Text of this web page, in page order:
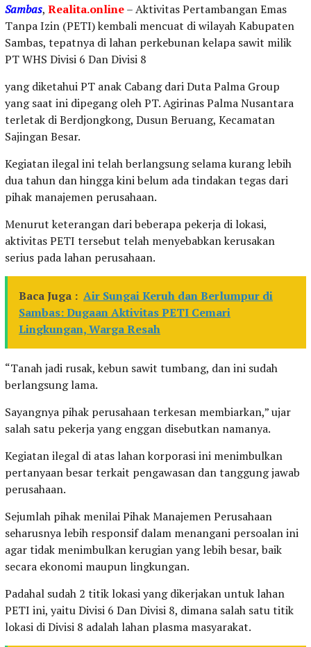
Sambas, Realita.online– Aktivitas Pertambangan Emas
Tanpa Izin (PETI) kembali mencuat di wilayah Kabupaten
Sambas, tepatnya di lahan perkebunan kelapa sawit milik
PT WHS Divisi 6 Dan Divisi 8
yang diketahui PT anak Cabang dari Duta Palma Group
yang saat ini dipegang oleh PT. Agirinas Palma Nusantara
terletak di Berdjongkong, Dusun Beruang, Kecamatan
Sajingan Besar.
Kegiatan ilegal ini telah berlangsung selama kurang lebih
dua tahun dan hingga kini belum ada tindakan tegas dari
pihak manajemen perusahaan.
Menurut keterangan dari beberapa pekerja di lokasi,
aktivitas PETI tersebut telah menyebabkan kerusakan
serius pada lahan perusahaan.
Baca Juga : Air Sungai Keruh dan Berlumpur di
Sambas: Dugaan Aktivitas PETI Cemari
Lingkungan, Warga Resah
“Tanah jadi rusak, kebun sawit tumbang, dan ini sudah
berlangsung lama.
Sayangnya pihak perusahaan terkesan membiarkan,” ujar
salah satu pekerja yang enggan disebutkan namanya.
Kegiatan ilegal di atas lahan korporasi ini menimbulkan
pertanyaan besar terkait pengawasan dan tanggung jawab
perusahaan.
Sejumlah pihak menilai Pihak Manajemen Perusahaan
seharusnya lebih responsif dalam menangani persoalan ini
agar tidak menimbulkan kerugian yang lebih besar, baik
secara ekonomi maupun lingkungan.
Padahal sudah 2 titik lokasi yang dikerjakan untuk lahan
PETI ini, yaitu Divisi 6 Dan Divisi 8, dimana salah satu titik
lokasi di Divisi 8 adalah lahan plasma masyarakat.